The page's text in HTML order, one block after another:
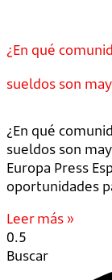
¿En qué
sueldos son
¿En qué
sueldos son
Europa Press
oportunidades
Leer más »
Buscar